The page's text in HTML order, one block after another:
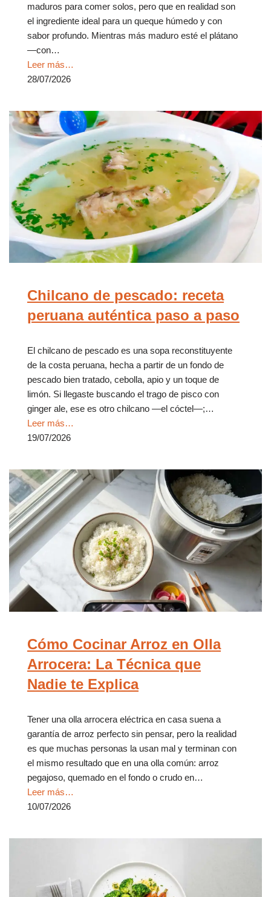
maduros para comer solos, pero que en realidad son
el ingrediente ideal para un queque húmedo y con
sabor profundo. Mientras más maduro esté el plátano
—con…
Leer más…
28/07/2026
Chilcano de pescado: receta
peruana auténtica paso a paso
El chilcano de pescado es una sopa reconstituyente
de la costa peruana, hecha a partir de un fondo de
pescado bien tratado, cebolla, apio y un toque de
limón. Si llegaste buscando el trago de pisco con
ginger ale, ese es otro chilcano —el cóctel—;…
Leer más…
19/07/2026
Cómo Cocinar Arroz en Olla
Arrocera: La Técnica que
Nadie te Explica
Tener una olla arrocera eléctrica en casa suena a
garantía de arroz perfecto sin pensar, pero la realidad
es que muchas personas la usan mal y terminan con
el mismo resultado que en una olla común: arroz
pegajoso, quemado en el fondo o crudo en…
Leer más…
10/07/2026